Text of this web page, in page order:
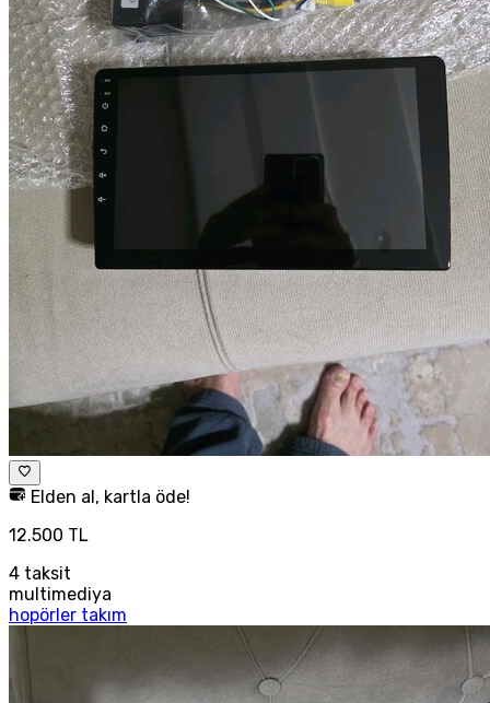
Elden al, kartla öde!
12.500 TL
4 taksit
multimediya
hopörler takım